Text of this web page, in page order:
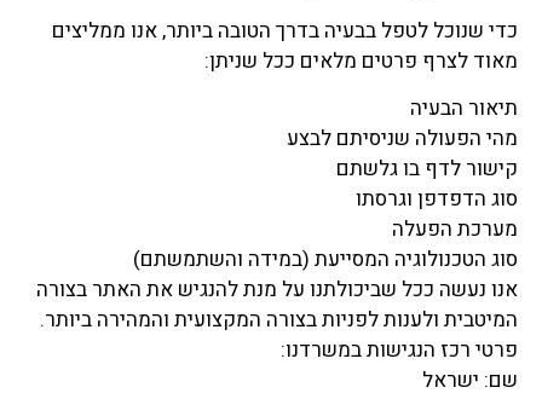
כדי שנוכל לטפל בבעיה בדרך הטובה ביותר, אנו ממליצים
מאוד לצרף פרטים מלאים ככל שניתן:
תיאור הבעיה
מהי הפעולה שניסיתם לבצע
קישור לדף בו גלשתם
סוג הדפדפן וגרסתו
מערכת הפעלה
סוג הטכנולוגיה המסייעת (במידה והשתמשתם)
אנו נעשה ככל שביכולתנו על מנת להנגיש את האתר בצורה
המיטבית ולענות לפניות בצורה המקצועית והמהירה ביותר.
פרטי רכז הנגישות במשרדנו:
שם: ישראל